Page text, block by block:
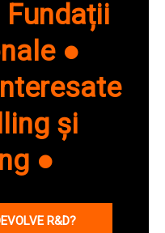
●
și
●
R&D?